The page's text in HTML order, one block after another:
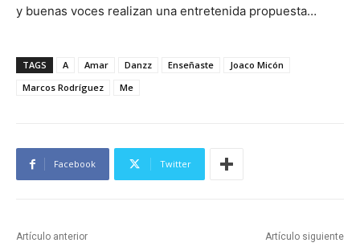
y buenas voces realizan una entretenida propuesta…
TAGS A Amar Danzz Enseñaste
Joaco Micón
Marcos Rodríguez
Me
Facebook Twitter
Artículo anterior Artículo siguiente